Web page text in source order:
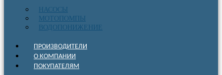
НАСОСЫ
МОТОПОМПЫ
ВОДОПОНИЖЕНИЕ
ПРОИЗВОДИТЕЛИ
О КОМПАНИИ
ПОКУПАТЕЛЯМ